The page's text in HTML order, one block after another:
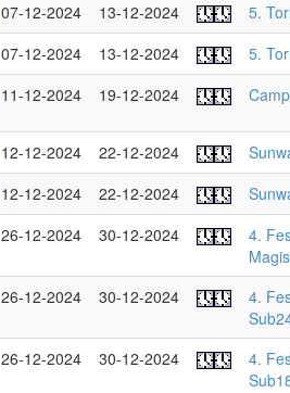
07-12-2024 13-12-2024 5.
07-12-2024
13-12-2024 5.
11-12-2024
19-12-2024
12-12-2024 22-12-2024
12-12-2024
22-12-2024
26-12-2024
30-12-2024
4.
26-12-2024 30-12-2024
4.
26-12-2024 30-12-2024
4.